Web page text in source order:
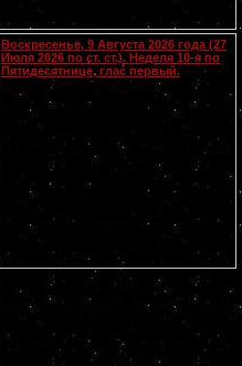
(138-161).
Воскресенье, 9 Августа 2026 года (27
Июля 2026 по ст. ст.). Неделя 10-я по
Пятидесятнице, глас первый.
Собор Смоленских святых
переходящее празднование в
воскресенье перед 28 июля
[.:]
Вмч.
(305). Прп.
Германа Аляскинского (1837). Блж.
Николая Кочанова, Христа ради
юродивого, Новгородского (1392). Прп.
Анфисы игумении и 90 сестер ее (VIII).
Свт. Иоасафа, митр. Московского.
Охридского (916), Наума, Саввы,
Горазда и Ангеляра, учеников свв.
Христодула (1777) (
Греч.